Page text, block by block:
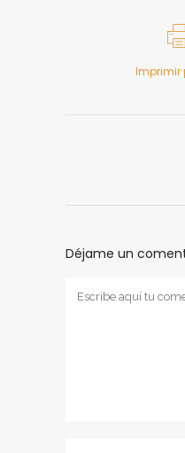
Imprimir
Déjame un